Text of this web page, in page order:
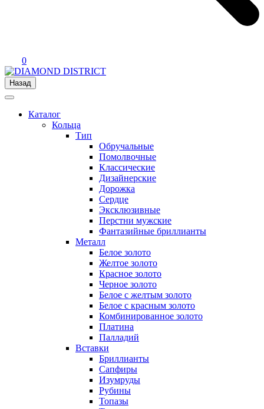
0
Назад
Каталог
Кольца
Тип
Обручальные
Помолвочные
Классические
Дизайнерские
Дорожка
Сердце
Эксклюзивные
Перстни мужские
Фантазийные бриллианты
Металл
Белое золото
Желтое золото
Красное золото
Черное золото
Белое с желтым золото
Белое с красным золото
Комбинированное золото
Платина
Палладий
Вставки
Бриллианты
Сапфиры
Изумруды
Рубины
Топазы